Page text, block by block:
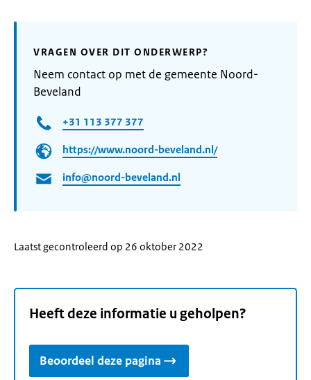
VRAGEN OVER DIT ONDERWERP?
Neem contact op met de gemeente Noord-
Beveland
+31 113 377 377
https://www.noord-beveland.nl/
info@noord-beveland.nl
Laatst gecontroleerd op 26 oktober 2022
Heeft deze informatie u geholpen?
Beoordeel deze pagina